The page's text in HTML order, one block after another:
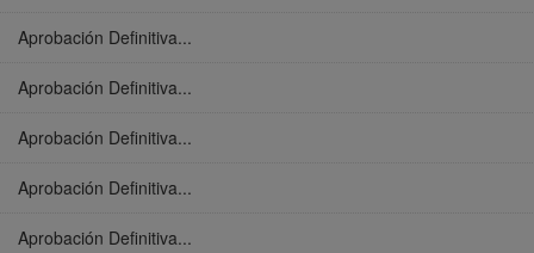
Aprobación Definitiva...
Aprobación Definitiva...
Aprobación Definitiva...
Aprobación Definitiva...
Aprobación Definitiva...